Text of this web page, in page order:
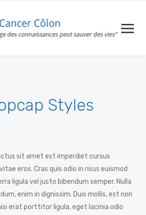
Styles
sit amet est imperdiet cursus
eros. Cras quis odio in risus euismod
ligula vel justo bibendum semper. Nulla
enim in dignissim. Duis mollis, est non
erat porttitor ligula, eget lacinia odio